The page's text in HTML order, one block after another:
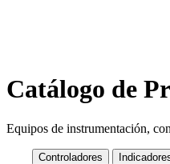
Catálogo de
Equipos de instrumentación,
Controladores